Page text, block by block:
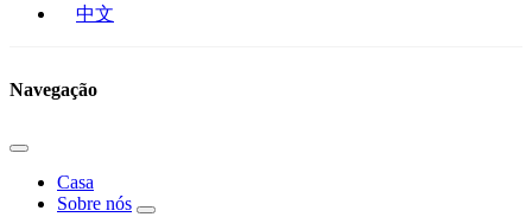
中文
Navegação
Casa
Sobre nós